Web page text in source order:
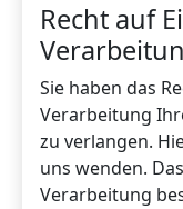
Recht auf
Sie haben das
Verarbeitung
zu verlangen.
uns wenden.
Verarbeitung